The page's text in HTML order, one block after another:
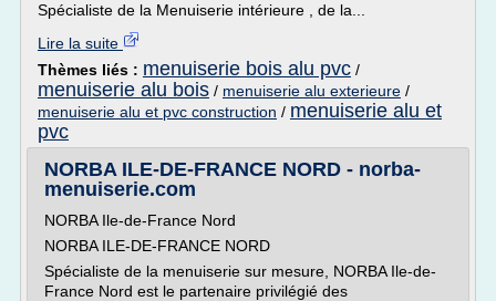
Spécialiste de la Menuiserie intérieure , de la...
Lire la suite
Thèmes liés : menuiserie bois alu pvc /
menuiserie alu bois / menuiserie alu exterieure /
menuiserie alu et pvc construction / menuiserie alu et
pvc
NORBA ILE-DE-FRANCE NORD - norba-
menuiserie.com
NORBA Ile-de-France Nord
NORBA ILE-DE-FRANCE NORD
Spécialiste de la menuiserie sur mesure, NORBA Ile-de-
France Nord est le partenaire privilégié des